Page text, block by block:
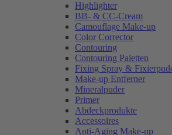
Highlighter
BB- & CC-Cream
Camouflage Make-up
Color Corrector
Contouring
Contouring Paletten
Fixing Spray &
Make-up Entferner
Mineralpuder
Primer
Abdeckprodukte
Accessoires
Anti-Aging Make-up